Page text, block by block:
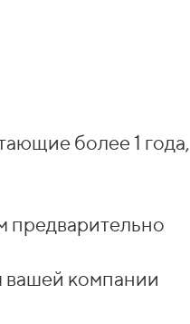
более 1 года,
предварительно
вашей компании